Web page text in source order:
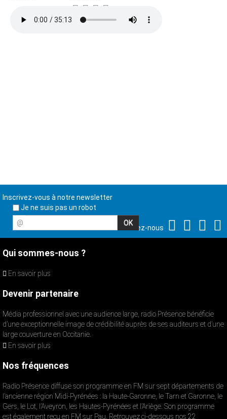
Inscrivez-vous à notre newsletter
Je ne suis pas un robot
@
Suivez-nous
Qui sommes-nous ?
En savoir plus
Devenir partenaire
Média professionnel avec une audience large, radio Présence bénéficie
d’une exceptionnelle image de crédibilité auprès de ses auditeurs et d’une
large couverture en Occitanie.
En savoir plus
Nos fréquences
Radio Présence diffuse son programme en FM sur sept départements de
l’ancienne région Midi-Pyrénées : la Haute-Garonne, le Tarn et Garonne, le
Gers, le Lot, l’Aveyron, les Hautes-Pyrénées et l’Ariège. Son programme
est également reçu en FM sur Pau. Retrouvez ci-dessous nos 22